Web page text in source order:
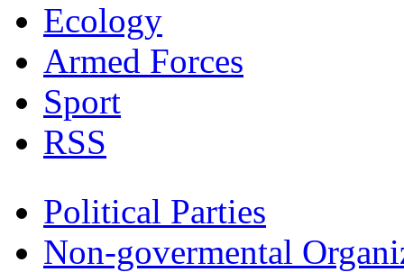
Ecology
Armed Forces
Sport
RSS
Political Parties
Non-govermental